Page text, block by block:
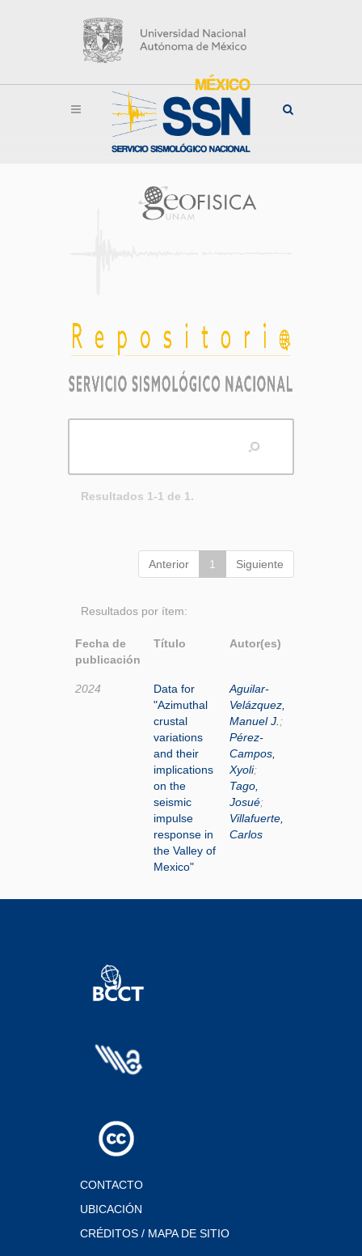
Resultados 1-1 de 1.
Anterior 1 Siguiente
Resultados por ítem:
Fecha de
publicación
Título Autor(es)
2024
Data for
"Azimuthal
crustal
variations
and their
implications
on the
seismic
impulse
response in
the Valley of
Mexico"
Aguilar-
Velázquez,
Manuel J. ;
Pérez-
Campos,
Xyoli;
Tago,
Josué;
Villafuerte,
Carlos
CONTACTO
UBICACIÓN
CRÉDITOS / MAPA DE SITIO